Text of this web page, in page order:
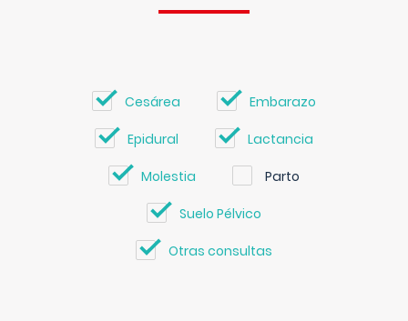
Cesárea Embarazo
Epidural Lactancia
Molestia Parto
Suelo Pélvico
Otras consultas